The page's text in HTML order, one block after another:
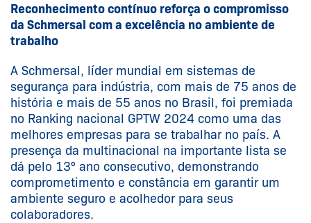
Reconhecimento contínuo reforça o compromisso
da Schmersal com a excelência no ambiente de
trabalho
A Schmersal, líder mundial em sistemas de
segurança para indústria, com mais de 75 anos de
história e mais de 55 anos no Brasil, foi premiada
no Ranking nacional GPTW 2024 como uma das
melhores empresas para se trabalhar no país. A
presença da multinacional na importante lista se
dá pelo 13° ano consecutivo, demonstrando
comprometimento e constância em garantir um
ambiente seguro e acolhedor para seus
colaboradores.